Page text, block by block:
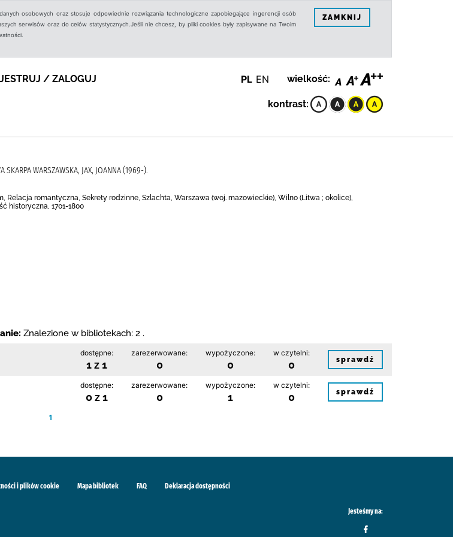
osobowych oraz stosuje odpowiednie rozwiązania technologiczne zapobiegające ingerencji osób
serwisów oraz do celów statystycznych.Jeśli nie chcesz, by pliki cookies były zapisywane na Twoim
ZAMKNIJ
/ ZALOGUJ PL EN wielkość:
kontrast:
SKARPA WARSZAWSKA, JAX, JOANNA (1969-).
Relacja romantyczna, Sekrety rodzinne, Szlachta, Warszawa (woj. mazowieckie), Wilno (Litwa ; okolice),
historyczna, 1701-1800
Znalezione w bibliotekach: 2 .
dostępne:
1 z 1
zarezerwowane:
0
wypożyczone:
0
w czytelni:
0 sprawdź
dostępne:
0 z 1
zarezerwowane:
0
wypożyczone:
1
w czytelni:
0 sprawdź
1
i plików cookie Mapa bibliotek FAQ Deklaracja dostępności
Jesteśmy na: